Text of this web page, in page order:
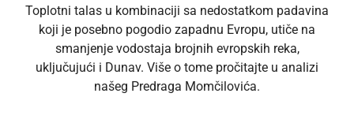
Toplotni talas u kombinaciji sa nedostatkom padavina
koji je posebno pogodio zapadnu Evropu, utiče na
smanjenje vodostaja brojnih evropskih reka,
uključujući i Dunav. Više o tome pročitajte u analizi
našeg Predraga Momčilovića.